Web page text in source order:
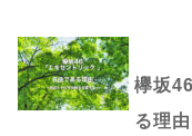
欅坂
る理